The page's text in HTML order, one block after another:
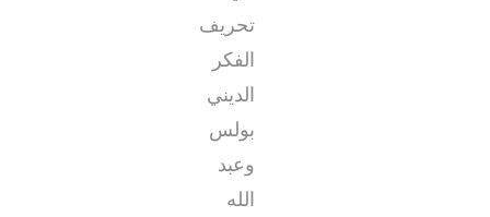
تحريف
الفكر
الديني
بولس
وعبد
الله